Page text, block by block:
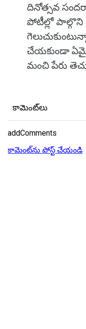
దినోత్సవ
పోటీల్లో పాల్గొని
చేయకుండా
మంచి పేరు
కామెంట్‌లు
addComments
కామెంట్‌ను పోస్ట్ చేయండి